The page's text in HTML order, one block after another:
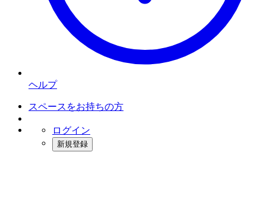
ヘルプ
スペースをお持ちの方
ログイン
新規登録